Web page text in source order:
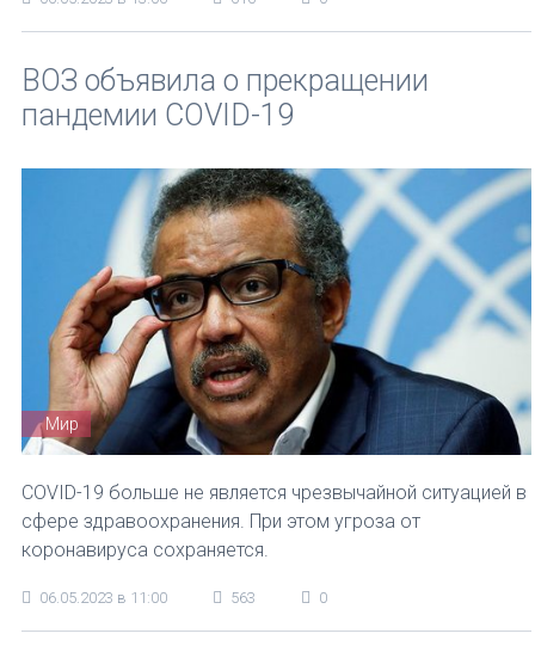
ВОЗ объявила о прекращении
пандемии COVID-19
Мир
COVID-19 больше не является чрезвычайной ситуацией в
сфере здравоохранения. При этом угроза от
коронавируса сохраняется.
06.05.2023 в 11:00 563 0